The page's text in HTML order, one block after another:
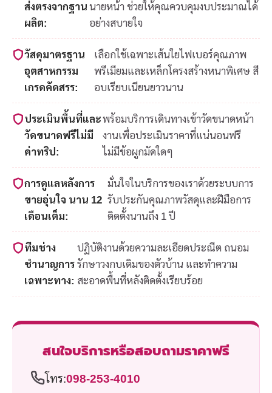
ส่งตรงจากฐาน
ผลิต:
นายหน้า ช่วยให้คุณควบคุมงบประมาณได้
อย่างสบายใจ
วัสดุมาตรฐาน
อุตสาหกรรม
เกรดคัดสรร:
เลือกใช้เฉพาะเส้นใยไฟเบอร์คุณภาพ
พรีเมียมและเหล็กโครงสร้างหนาพิเศษ สี
อบเรียบเนียนยาวนาน
ประเมินพื้นที่และ
วัดขนาดฟรีไม่มี
ค่าทริป:
พร้อมบริการเดินทางเข้าวัดขนาดหน้า
งานเพื่อประเมินราคาที่แน่นอนฟรี
ไม่มีข้อผูกมัดใดๆ
การดูแลหลังการ
ขายอุ่นใจ นาน 12
เดือนเต็ม:
มั่นใจในบริการของเราด้วยระบบการ
รับประกันคุณภาพวัสดุและฝีมือการ
ติดตั้งนานถึง 1 ปี
ทีมช่าง
ชำนาญการ
เฉพาะทาง:
ปฏิบัติงานด้วยความละเอียดประณีต ถนอม
รักษาวงกบเดิมของตัวบ้าน และทำความ
สะอาดพื้นที่หลังติดตั้งเรียบร้อย
สนใจบริการหรือสอบถามราคาฟรี
โทร:098-253-4010